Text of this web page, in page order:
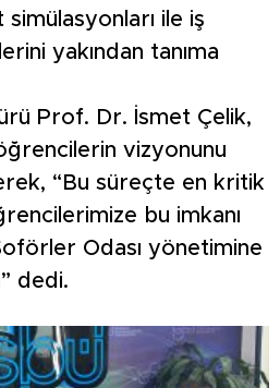
ile iş
yakından tanıma
Prof. Dr. İsmet Çelik,
vizyonunu
“Bu süreçte en kritik
bu imkanı
Odası yönetimine
dedi.